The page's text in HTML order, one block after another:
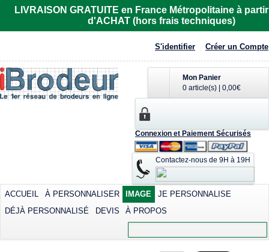
LIVRAISON GRATUITE en France Métropolitaine à
d'ACHAT (hors frais techniques)
S'identifier Créer un Compte
Mon Panier
0 article(s)
0,00€
Connexion et Paiement Sécurisés
Contactez-nous de 9H à 19H
ACCUEIL À PERSONNALISER IMAGE
JE PERSONNALISE
DÉJÀ PERSONNALISÉ
DEVIS À PROPOS
R6615
Imprimer dès
Tee-shirt homme
manches courtes
col rond
Imprimer dès
25,91€
Sérigraphier dès
9,02€*